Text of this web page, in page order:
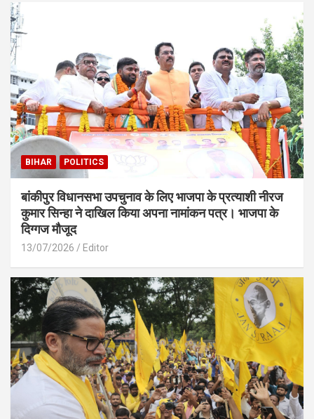
BIHAR POLITICS
बांकीपुर विधानसभा उपचुनाव के लिए भाजपा के प्रत्याशी नीरज
कुमार सिन्हा ने दाखिल किया अपना नामांकन पत्र। भाजपा के
दिग्गज मौजूद
13/07/2026 Editor